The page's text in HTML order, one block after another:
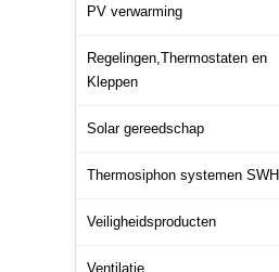
PV verwarming
Regelingen,Thermostaten en
Kleppen
Solar gereedschap
Thermosiphon systemen SWH
Veiligheidsproducten
Ventilatie